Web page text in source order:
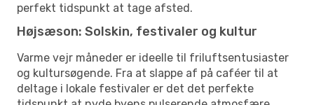
perfekt tidspunkt at tage afsted.
Højsæson: Solskin, festivaler og kultur
Varme vejr måneder er ideelle til friluftsentusiaster
og kultursøgende. Fra at slappe af på caféer til at
deltage i lokale festivaler er det det perfekte